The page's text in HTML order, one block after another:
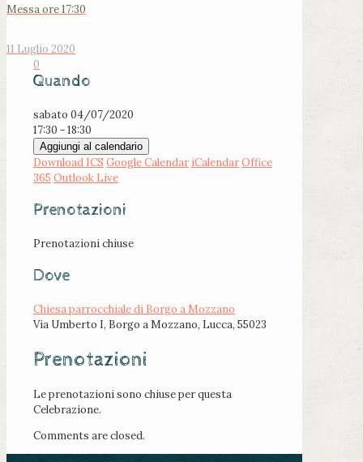
Messa ore 17:30
11 Luglio 2020
0
Quando
sabato 04/07/2020
17:30 - 18:30
Aggiungi al calendario
Download ICS Google Calendar iCalendarOffice
365 Outlook Live
Prenotazioni
Prenotazioni chiuse
Dove
Chiesa parrocchiale di Borgo a Mozzano
Via Umberto I, Borgo a Mozzano, Lucca, 55023
Prenotazioni
Le prenotazioni sono chiuse per questa
Celebrazione.
Comments are closed.